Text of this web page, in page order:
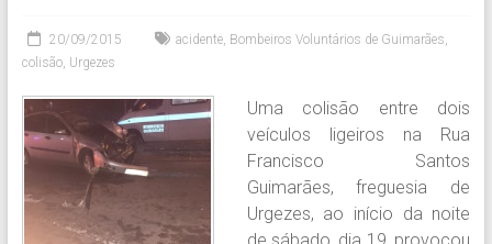
20/09/2015 acidente, Bombeiros Voluntários de Guimarães,
colisão, Urgezes
Uma colisão entre dois
veículos ligeiros na Rua
Francisco Santos
Guimarães, freguesia de
Urgezes, ao início da noite